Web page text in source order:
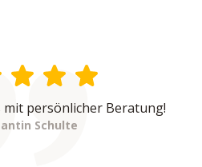
mit persönlicher Beratung!
Schulte